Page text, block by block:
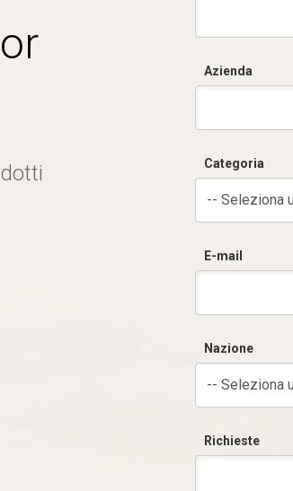
Azienda
Categoria
-- Seleziona
E-mail
Nazione
-- Seleziona
Richieste